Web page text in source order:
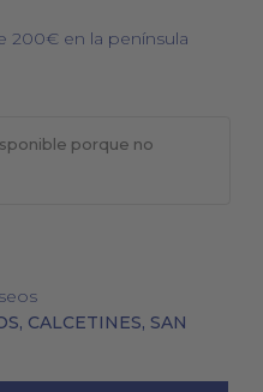
200€ en la península
porque no
, CALCETINES, SAN